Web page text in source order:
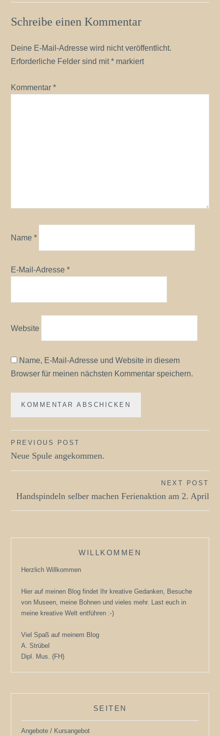
Schreibe einen Kommentar
Deine E-Mail-Adresse wird nicht veröffentlicht.
Erforderliche Felder sind mit* markiert
Kommentar*
Name*
E-Mail-Adresse*
Website
Name, E-Mail-Adresse und Website in diesem
Browser für meinen nächsten Kommentar speichern.
Beitragsnavigation
PREVIOUS POST
Neue Spule angekommen.
NEXT POST
Handspindeln selber machen Ferienaktion am 2. April
WILLKOMMEN
Herzlich Willkommen
Hier auf meinen Blog findet Ihr kreative Gedanken, Besuche
von Museen, meine Bohnen und vieles mehr. Last euch in
meine kreative Welt entführen :-)
Viel Spaß auf meinem Blog
A. Strübel
Dipl. Mus. (FH)
SEITEN
Angebote / Kursangebot